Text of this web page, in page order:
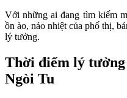
Với những ai đang tìm kiếm
ồn ào, náo nhiệt của phố thị,
lý tưởng.
Thời điểm lý
Ngòi Tu